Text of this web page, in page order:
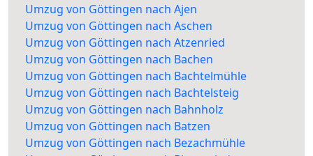
Umzug von Göttingen nach Ajen
Umzug von Göttingen nach Aschen
Umzug von Göttingen nach Atzenried
Umzug von Göttingen nach Bachen
Umzug von Göttingen nach Bachtelmühle
Umzug von Göttingen nach Bachtelsteig
Umzug von Göttingen nach Bahnholz
Umzug von Göttingen nach Batzen
Umzug von Göttingen nach Bezachmühle